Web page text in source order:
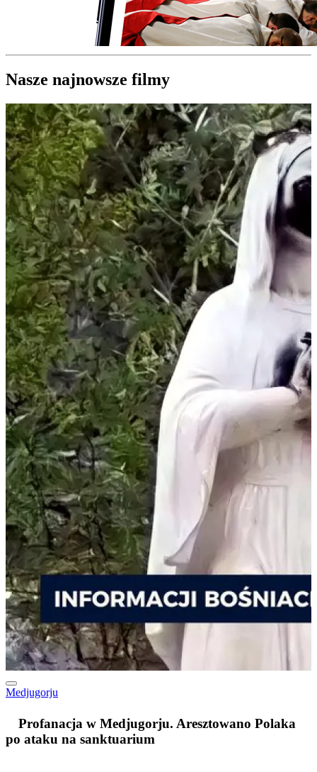
Nasze najnowsze filmy
Medjugorju
Profanacja w Medjugorju. Aresztowano Polaka
po ataku na sanktuarium